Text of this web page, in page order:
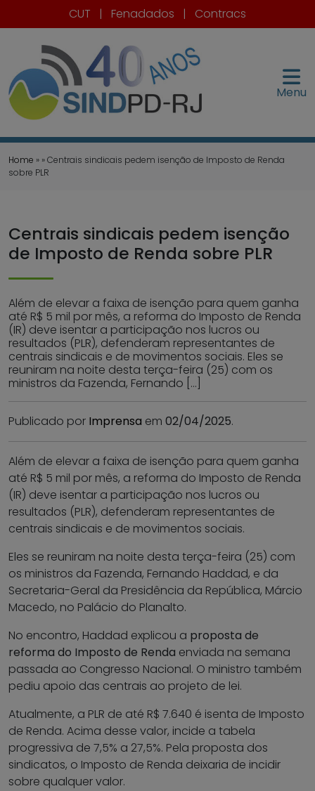
CUT | Fenadados | Contracs
Menu
Home » » Centrais sindicais pedem isenção de Imposto de Renda
sobre PLR
Centrais sindicais pedem isenção
de Imposto de Renda sobre PLR
Além de elevar a faixa de isenção para quem ganha
até R$ 5 mil por mês, a reforma do Imposto de Renda
(IR) deve isentar a participação nos lucros ou
resultados (PLR), defenderam representantes de
centrais sindicais e de movimentos sociais. Eles se
reuniram na noite desta terça-feira (25) com os
ministros da Fazenda, Fernando […]
Publicado por Imprensa em 02/04/2025.
Além de elevar a faixa de isenção para quem ganha
até R$ 5 mil por mês, a reforma do Imposto de Renda
(IR) deve isentar a participação nos lucros ou
resultados (PLR), defenderam representantes de
centrais sindicais e de movimentos sociais.
Eles se reuniram na noite desta terça-feira (25) com
os ministros da Fazenda, Fernando Haddad, e da
Secretaria-Geral da Presidência da República, Márcio
Macedo, no Palácio do Planalto.
No encontro, Haddad explicou a proposta de
reforma do Imposto de Renda enviada na semana
passada ao Congresso Nacional. O ministro também
pediu apoio das centrais ao projeto de lei.
Atualmente, a PLR de até R$ 7.640 é isenta de Imposto
de Renda. Acima desse valor, incide a tabela
progressiva de 7,5% a 27,5%. Pela proposta dos
sindicatos, o Imposto de Renda deixaria de incidir
sobre qualquer valor.